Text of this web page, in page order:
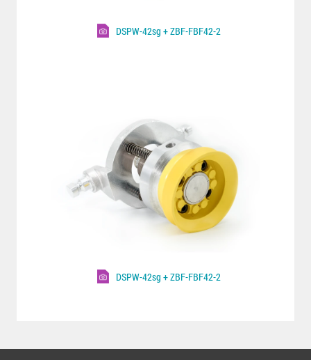
DSPW-42sg + ZBF-FBF42-2
DSPW-42sg + ZBF-FBF42-2